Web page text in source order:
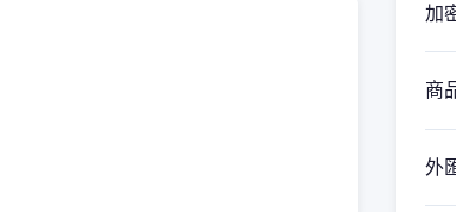
加
商
外